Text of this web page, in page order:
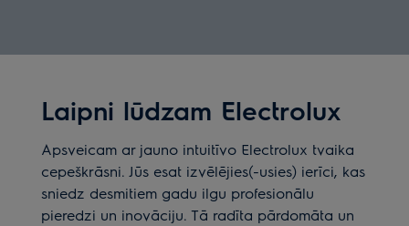
Laipni lūdzam Electrolux
Apsveicam ar jauno intuitīvo Electrolux tvaika
cepeškrāsni. Jūs esat izvēlējies(-usies) ierīci, kas
sniedz desmitiem gadu ilgu profesionālu
pieredzi un inovāciju. Tā radīta pārdomāta un